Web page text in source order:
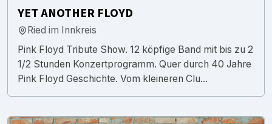
YET ANOTHER FLOYD
Ried im Innkreis
Pink Floyd Tribute Show. 12 köpfige Band mit bis zu 2
1/2 Stunden Konzertprogramm. Quer durch 40 Jahre
Pink Floyd Geschichte. Vom kleineren Clu...